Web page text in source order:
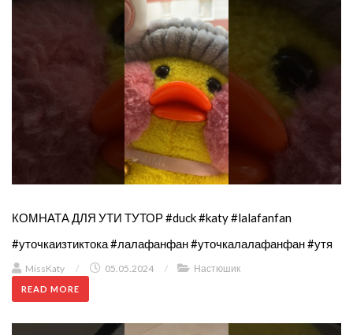
КОМНАТА ДЛЯ УТИ ТУТОР #duck #katy #lalafanfan
#уточкаизтиктока #лалафанфан #уточкалалафанфан #утя
MissKaty / 05.05.2024 / Настюшик
READ MORE